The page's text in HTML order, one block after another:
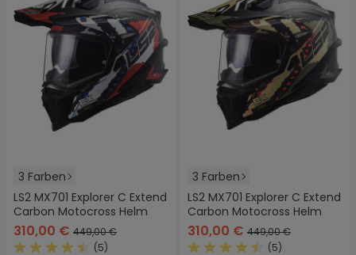
3 Farben
LS2 MX701 Explorer C Extend
Carbon Motocross Helm
310,00 € 449,00 €
(5)
3 Farben
LS2 MX701 Explorer C Extend
Carbon Motocross Helm
310,00 € 449,00 €
(5)